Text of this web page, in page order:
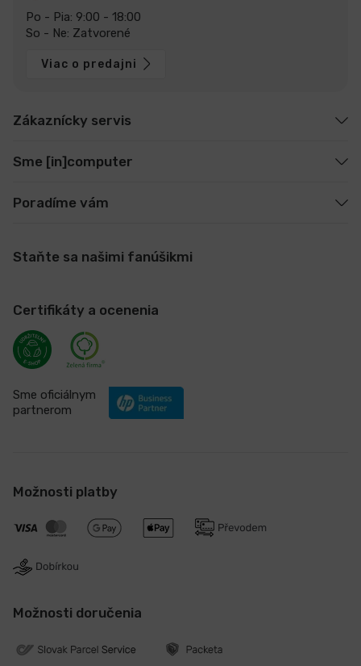
Po - Pia: 9:00 - 18:00
So - Ne: Zatvorené
Viac o predajni
Zákaznícky servis
Sme [in]computer
Poradíme vám
Staňte sa našimi fanúšikmi
Certifikáty a ocenenia
Sme oficiálnym
partnerom
Možnosti platby
Možnosti doručenia